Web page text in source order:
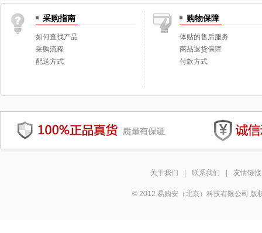
采购指南
如何查找产品
采购流程
配送方式
购物保障
体贴的售后服务
商品退货保障
付款方式
关于我们 联系我们 友情链接
© 2012 易购安（北京）科技有限公司 版